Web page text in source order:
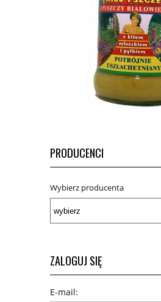
PRODUCENCI
Wybierz producenta
ZALOGUJ SIĘ
E-mail:
Miód pszczeli z
mleczkiem i
Białowieskiej 420
natury